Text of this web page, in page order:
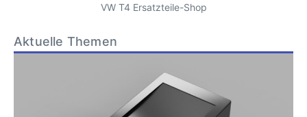
VW T4 Ersatzteile-Shop
Aktuelle Themen